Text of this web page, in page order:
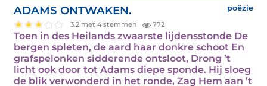
ADAMS ONTWAKEN. poëzie
3.2 met 4 stemmen 772
Toen in des Heilands zwaarste lijdensstonde De
bergen spleten, de aard haar donkre schoot En
grafspelonken sidderende ontsloot, Drong ’t
licht ook door tot Adams diepe sponde. Hij sloeg
de blik verwonderd in het ronde, Zag Hem aan ’t